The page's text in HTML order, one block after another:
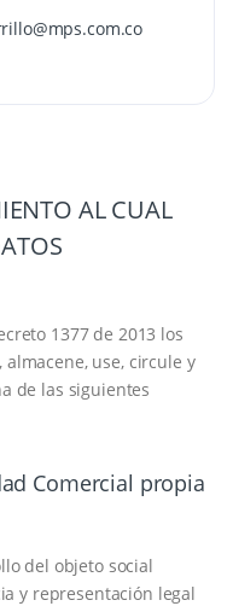
AL CUAL
1377 de 2013 los
almacene, use, circule y
de las siguientes
Comercial propia
del objeto social
y representación legal